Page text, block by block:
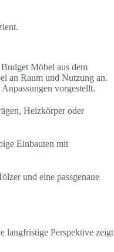
Möbel aus dem
an Raum und Nutzung an.
vorgestellt.
Heizkörper oder
Einbauten mit
und eine passgenaue
langfristige Perspektive zeigt